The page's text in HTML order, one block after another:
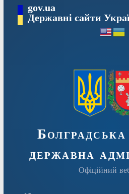
Перейтиgov.ua
Державні сайти
державна
Офіційний